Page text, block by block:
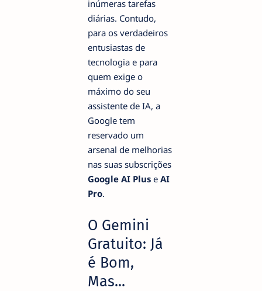
inúmeras tarefas
diárias. Contudo,
para os verdadeiros
entusiastas de
tecnologia e para
quem exige o
máximo do seu
assistente de IA, a
Google tem
reservado um
arsenal de melhorias
nas suas subscrições
Google AI Plus e AI
Pro.
O Gemini
Gratuito: Já
é Bom,
Mas...